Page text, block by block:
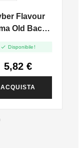
Flavour
Old Bacco
 Disponibile!
5,82 €
ACQUISTA